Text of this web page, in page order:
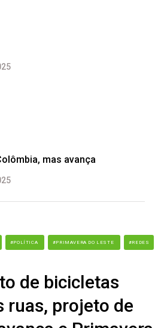
mas avança
#POLÍTICA #PRIMAVERA DO LESTE #REDES
de bicicletas
ruas, projeto de